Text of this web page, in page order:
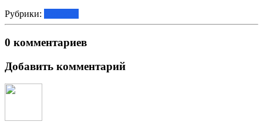
Рубрики:
0 комментариев
Добавить комментарий